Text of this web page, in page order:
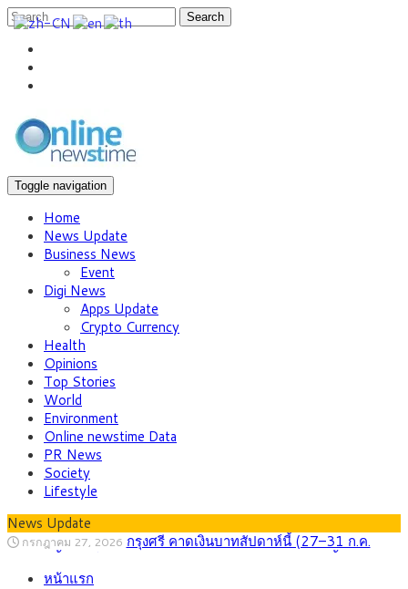
Search
Toggle navigation
Home
News Update
Business News
Event
Digi News
Apps Update
Crypto Currency
Health
Opinions
Top Stories
World
Environment
Online newstime Data
PR News
Society
Lifestyle
News Update
กรกฎาคม 27, 2026 กรุงศรี คาดเงินบาทสัปดาห์นี้ (27–31 ก.ค.
หน้ารถไฟฟ้าสงขลา โมโนเรล 12.54 กม. เชื่อมเมืองหาดใหญ่
สิงหาคม 4, 2026
หน้าแรก